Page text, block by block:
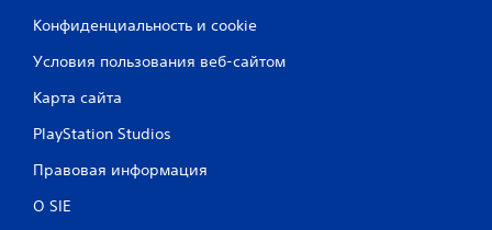
Конфиденциальность и cookie
Условия пользования веб-сайтом
Карта сайта
PlayStation Studios
Правовая информация
О SIE